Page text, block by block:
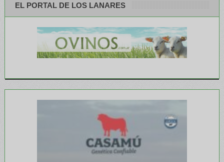
EL PORTAL DE LOS LANARES